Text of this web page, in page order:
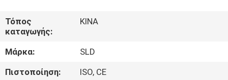
ΕΜΕΊΣ
ΓΎΡΟΣ
ΕΡΓΟΣΤΑΣΊΩΝ
Τόπος
καταγωγής:
ΚΙΝΑ
Μάρκα:
SLD
Πιστοποίηση:
ISO, CE